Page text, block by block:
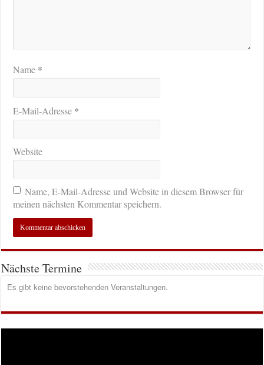
Name *
E-Mail-Adresse *
Website
Name, E-Mail-Adresse und Website in diesem Browser für
meinen nächsten Kommentar speichern.
Nächste Termine
Es gibt keine bevorstehenden Veranstaltungen.